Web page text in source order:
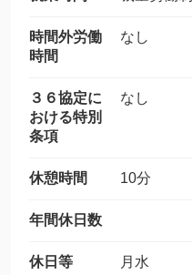
時間外労働
時間
なし
３６協定に
おける特別
条項
なし
休憩時間 10分
年間休日数
休日等 月水